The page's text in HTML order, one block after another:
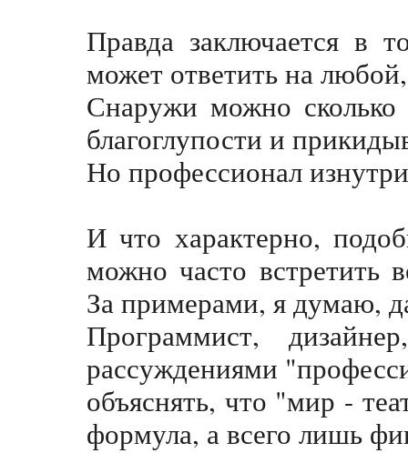
Правда заключается в
может ответить на
Снаружи можно сколько
благоглупости и
Но профессионал
И что характерно,
можно часто встретить
За примерами, я думаю,
Программист,
рассуждениями
объяснять, что "мир -
формула, а всего лишь